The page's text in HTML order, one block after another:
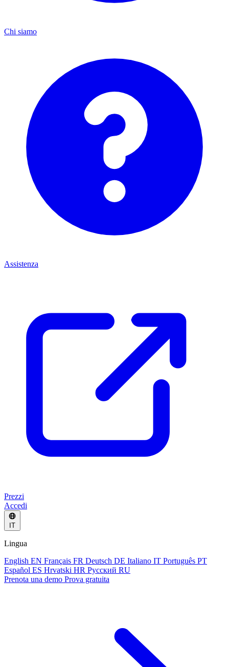
Chi siamo
Assistenza
Prezzi
Accedi
IT
Lingua
English EN Français FR Deutsch DE Italiano IT Português PT
Español ES Hrvatski HR Русский RU
Prenota una demo Prova gratuita